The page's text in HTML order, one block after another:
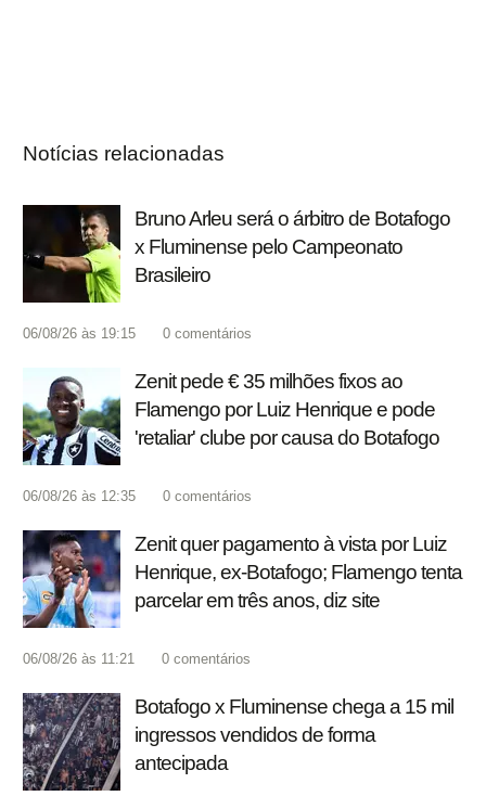
Notícias relacionadas
Bruno Arleu será o árbitro de Botafogo
x Fluminense pelo Campeonato
Brasileiro
06/08/26 às 19:15 0 comentários
Zenit pede € 35 milhões fixos ao
Flamengo por Luiz Henrique e pode
'retaliar' clube por causa do Botafogo
06/08/26 às 12:35 0 comentários
Zenit quer pagamento à vista por Luiz
Henrique, ex-Botafogo; Flamengo tenta
parcelar em três anos, diz site
06/08/26 às 11:21 0 comentários
Botafogo x Fluminense chega a 15 mil
ingressos vendidos de forma
antecipada